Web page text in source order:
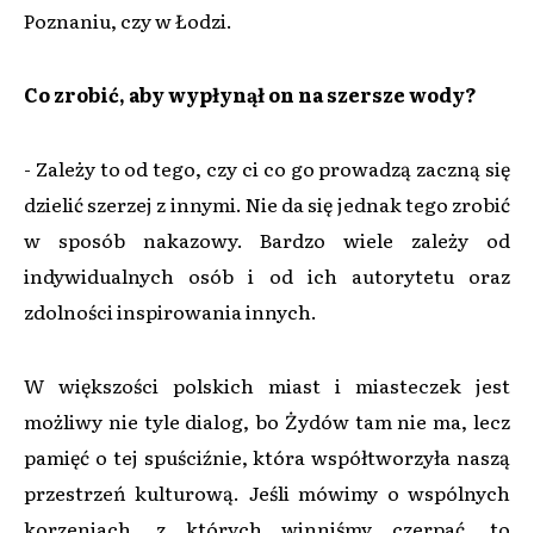
Poznaniu, czy w Łodzi.
Co zrobić, aby wypłynął on na szersze wody?
- Zależy to od tego, czy ci co go prowadzą zaczną się
dzielić szerzej z innymi. Nie da się jednak tego zrobić
w sposób nakazowy. Bardzo wiele zależy od
indywidualnych osób i od ich autorytetu oraz
zdolności inspirowania innych.
W większości polskich miast i miasteczek jest
możliwy nie tyle dialog, bo Żydów tam nie ma, lecz
pamięć o tej spuściźnie, która współtworzyła naszą
przestrzeń kulturową. Jeśli mówimy o wspólnych